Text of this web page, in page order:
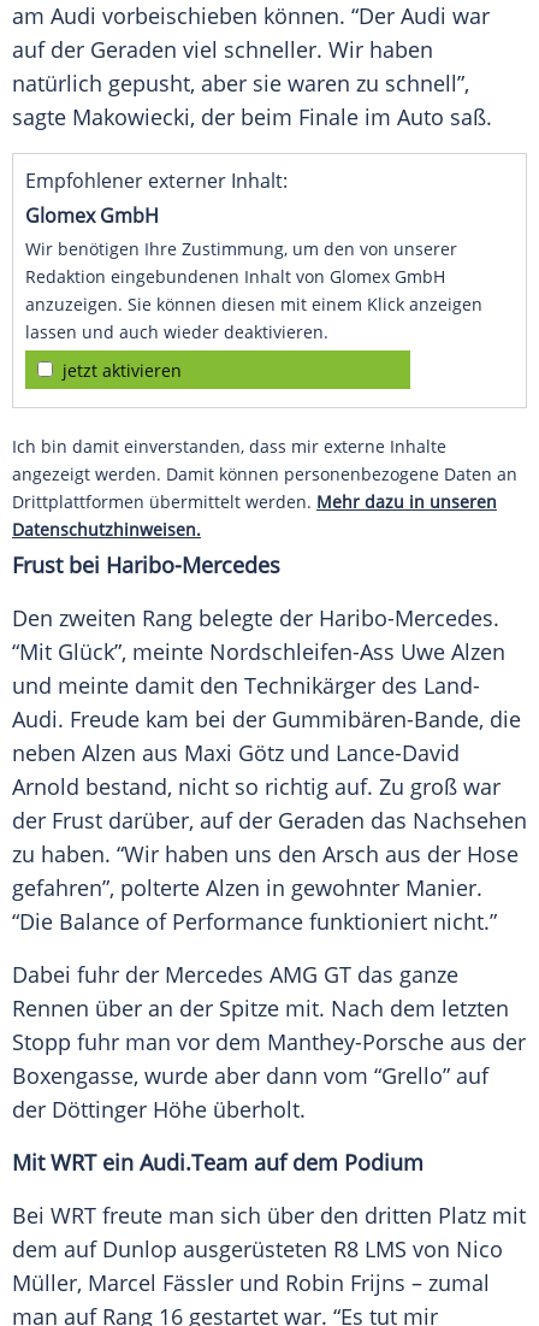
am Audi vorbeischieben können. “Der Audi war
auf der Geraden viel schneller. Wir haben
natürlich gepusht, aber sie waren zu schnell”,
sagte Makowiecki, der beim Finale im Auto saß.
Empfohlener externer Inhalt:
Glomex GmbH
Wir benötigen Ihre Zustimmung, um den von unserer
Redaktion eingebundenen Inhalt von Glomex GmbH
anzuzeigen. Sie können diesen mit einem Klick anzeigen
lassen und auch wieder deaktivieren.
jetzt aktivieren
Ich bin damit einverstanden, dass mir externe Inhalte
angezeigt werden. Damit können personenbezogene Daten an
Drittplattformen übermittelt werden. Mehr dazu in unseren
Datenschutzhinweisen.
Frust bei Haribo-Mercedes
Den zweiten Rang belegte der Haribo-Mercedes.
“Mit Glück”, meinte Nordschleifen-Ass Uwe Alzen
und meinte damit den Technikärger des Land-
Audi. Freude kam bei der Gummibären-Bande, die
neben Alzen aus Maxi Götz und Lance-David
Arnold bestand, nicht so richtig auf. Zu groß war
der Frust darüber, auf der Geraden das Nachsehen
zu haben. “Wir haben uns den Arsch aus der Hose
gefahren”, polterte Alzen in gewohnter Manier.
“Die Balance of Performance funktioniert nicht.”
Dabei fuhr der Mercedes AMG GT das ganze
Rennen über an der Spitze mit. Nach dem letzten
Stopp fuhr man vor dem Manthey-Porsche aus der
Boxengasse, wurde aber dann vom “Grello” auf
der Döttinger Höhe überholt.
Mit WRT ein Audi.Team auf dem Podium
Bei WRT freute man sich über den dritten Platz mit
dem auf Dunlop ausgerüsteten R8 LMS von Nico
Müller, Marcel Fässler und Robin Frijns – zumal
man auf Rang 16 gestartet war. “Es tut mir